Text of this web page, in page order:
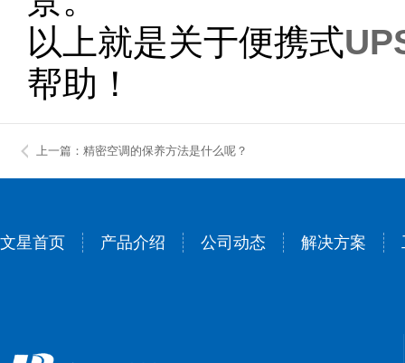
以上就是关于便携式
帮助！
上一篇：精密空调的保养方法是什么呢？
文星首页 产品介绍 公司动态 解决方案